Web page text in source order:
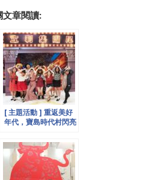
章閱讀:
[ 主題活動 ] 重返美好
年代，寶島時代村閃亮
尾牙